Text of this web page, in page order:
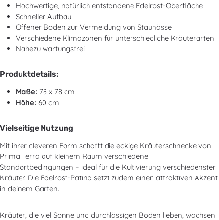
Hochwertige, natürlich entstandene Edelrost-Oberfläche
Schneller Aufbau
Offener Boden zur Vermeidung von Staunässe
Verschiedene Klimazonen für unterschiedliche Kräuterarten
Nahezu wartungsfrei
Produktdetails:
Maße: 78 x 78 cm
Höhe: 60 cm
Vielseitige Nutzung
Mit ihrer cleveren Form schafft die eckige Kräuterschnecke von
Prima Terra auf kleinem Raum verschiedene
Standortbedingungen – ideal für die Kultivierung verschiedenster
Kräuter. Die Edelrost-Patina setzt zudem einen attraktiven Akzent
in deinem Garten.
Kräuter, die viel Sonne und durchlässigen Boden lieben, wachsen